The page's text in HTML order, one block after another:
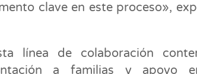
clave en este proceso»,
línea de colaboración
a familias y apoyo